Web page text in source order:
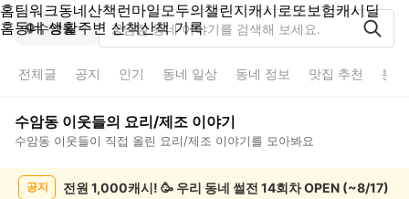
홈팀워크동네산책런마일모두의챌린지캐시로또보험캐시딜
홈동네 생활주변 산책산책 기록
수암동
전체글 공지 인기 동네 일상 동네 정보 맛집 추천 분
수암동 이웃들의 요리/제조 이야기
수암동 이웃들이 직접 올린 요리/제조 이야기를 모아봐요
공지 전원 1,000캐시! 🥳 우리 동네 썰전 14회차 OPEN (~8/17)